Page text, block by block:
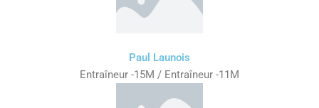
Paul Launois
Entraîneur -15M / Entraîneur -11M